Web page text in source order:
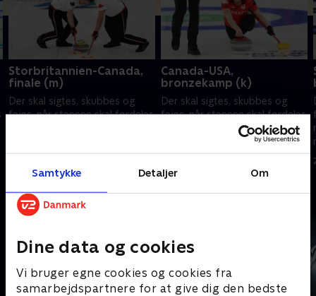
Samtykke Detaljer Om
Dine data og cookies
Vi bruger egne cookies og cookies fra
samarbejdspartnere for at give dig den bedste
Storbritannien-Canada,
finale (m)
Der skal sigtes, skubbes og
fejes, når stenene skal fordeles
Canada-USA,
bronzekamp (k)
Der skal sigtes, skubbes og
fejes, når stenene skal fordeles
rundt på isen i curling. Følg
med i curling til vinter-OL her.
Andre så også